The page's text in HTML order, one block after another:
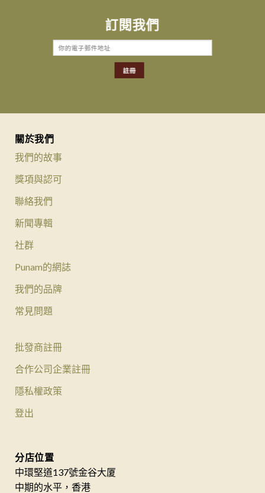
訂閱我們
關於我們
我們的故事
獎項與認可
聯絡我們
新聞專輯
社群
Punam的網誌
我們的品牌
常見問題
批發商註冊
合作公司企業註冊
隱私權政策
登出
分店位置
中環堅道137號金谷大厦
中期的水平，香港